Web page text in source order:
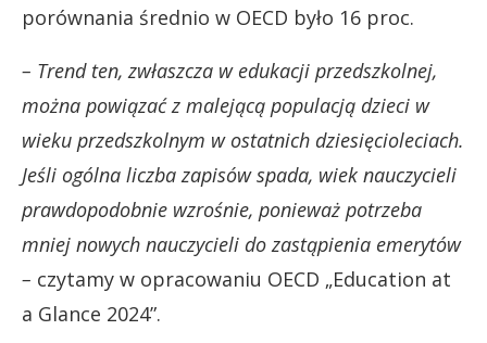
porównania średnio w OECD było 16 proc.
– Trend ten, zwłaszcza w edukacji przedszkolnej,
można powiązać z malejącą populacją dzieci w
wieku przedszkolnym w ostatnich dziesięcioleciach.
Jeśli ogólna liczba zapisów spada, wiek nauczycieli
prawdopodobnie wzrośnie, ponieważ potrzeba
mniej nowych nauczycieli do zastąpienia emerytów
– czytamy w opracowaniu OECD „Education at
a Glance 2024”.